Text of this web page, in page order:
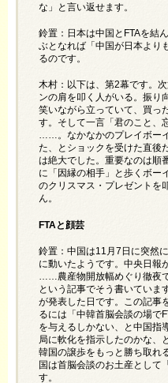
な」と言い返せます。
鈴置：日本は中国とFTAを結
ぶとなれば「中国が日本より
るのです。
木村：以下は、第2幕です。
ンの肩を叩く人がいる。振り
笑いながら立っていて、買っ
す。そして一言「君のこと、
……。なかなかのプレイボー
た、とショックを受けた直後
は絶大でした。重要なのは順
に「因縁の相手」と歩くボー
のクリスマス・プレゼントを
ん。
FTA と顔芸
鈴置：中国は11月7日に突然
に動いたようです。中央日報
……農産物開放幅めぐり徹夜
という記事でそう書いていま
が発表した日です。この記事
るには「中韓首脳会談の場で
を与えるしかない、と中国指
局に軟化を指示したのかな、
韓国の譲歩をもっと勝ち取れ
国は首脳会談のお土産として
す。